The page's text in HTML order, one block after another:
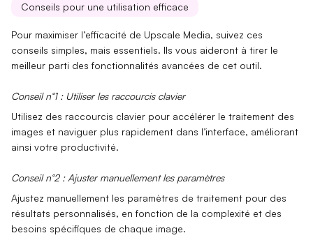
Conseils pour une utilisation efficace
Pour maximiser l’efficacité de Upscale Media, suivez ces
conseils simples, mais essentiels. Ils vous aideront à tirer le
meilleur parti des fonctionnalités avancées de cet outil.
Conseil n°1 : Utiliser les raccourcis clavier
Utilisez des raccourcis clavier pour accélérer le traitement des
images et naviguer plus rapidement dans l’interface, améliorant
ainsi votre productivité.
Conseil n°2 : Ajuster manuellement les paramètres
Ajustez manuellement les paramètres de traitement pour des
résultats personnalisés, en fonction de la complexité et des
besoins spécifiques de chaque image.